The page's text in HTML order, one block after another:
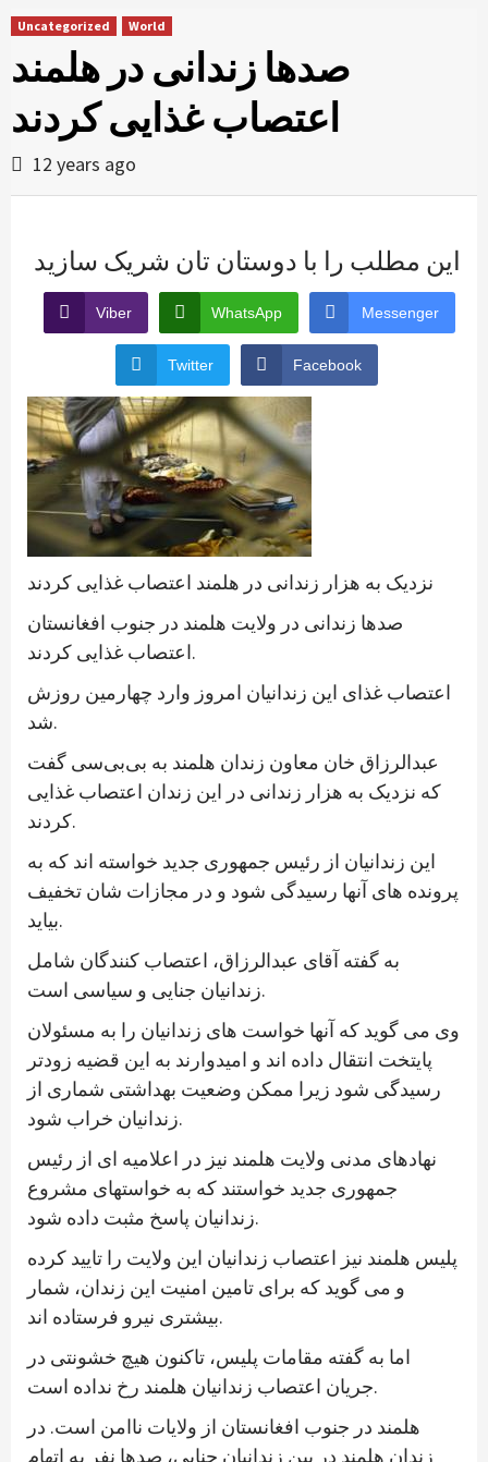
Uncategorized World
صدها زندانی در هلمند
اعتصاب غذایی کردند
12 years ago
این مطلب را با دوستان تان شریک سازید
Viber WhatsApp Messenger
Twitter Facebook
نزدیک به هزار زندانی در هلمند اعتصاب غذایی کردند
صدها زندانی در ولایت هلمند در جنوب افغانستان
اعتصاب غذایی کردند.
اعتصاب غذای این زندانیان امروز وارد چهارمین روزش
شد.
عبدالرزاق خان معاون زندان هلمند به بی‌بی‌سی گفت
که نزدیک به هزار زندانی در این زندان اعتصاب غذایی
کردند.
این زندانیان از رئیس جمهوری جدید خواسته اند که به
پرونده های آنها رسیدگی شود و در مجازات شان تخفیف
بیاید.
به گفته آقای عبدالرزاق، اعتصاب کنندگان شامل
زندانیان جنایی و سیاسی است.
وی می گوید که آنها خواست های زندانیان را به مسئولان
پایتخت انتقال داده اند و امیدوارند به این قضیه زودتر
رسیدگی شود زیرا ممکن وضعیت بهداشتی شماری از
زندانیان خراب شود.
نهادهای مدنی ولایت هلمند نیز در اعلامیه ای از رئیس
جمهوری جدید خواستند که به خواستهای مشروع
زندانیان پاسخ مثبت داده شود.
پلیس هلمند نیز اعتصاب زندانیان این ولایت را تایید کرده
و می گوید که برای تامین امنیت این زندان، شمار
بیشتری نیرو فرستاده اند.
اما به گفته مقامات پلیس، تاکنون هیچ خشونتی در
جریان اعتصاب زندانیان هلمند رخ نداده است.
هلمند در جنوب افغانستان از ولایات ناامن است. در
زندان هلمند در بین زندانیان جنایی، صدها نفر به اتهام